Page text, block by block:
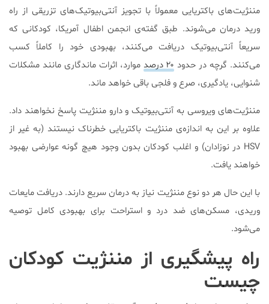
مننژیت‌های باکتریایی معمولاً با تجویز آنتی‌بیوتیک‌های تزریقی از راه
ورید درمان می‌شوند. طبق گفته‌ی انجمن اطفال آمریکا، کودکانی که
سریعاً آنتی‌بیوتیک دریافت می‌کنند، بهبودی خود را کاملاً کسب
می‌کنند. گرچه در حدود ۲۰ درصد
موارد، اثرات ماندگاری مانند مشکلات
شنوایی، یادگیری، صرع و فلجی باقی خواهد ماند.
مننژیت‌های ویروسی به آنتی‌بیوتیک و دارو مننژیت پاسخ نخواهند داد.
علاوه بر این به اندازه‌ی مننژیت باکتریایی خطرناک نیستند (به غیر از
HSV در نوزادان) و اغلب کودکان بدون وجود هیچ گونه عوارضی بهبود
خواهند یافت.
با این حال هر دو نوع مننژیت نیاز به درمان سریع دارند. دریافت مایعات
وریدی، مسکن‌های ضد درد و استراحت برای بهبودی کامل توصیه
می‌شود.
راه پیشگیری از مننژیت کودکان
چیست